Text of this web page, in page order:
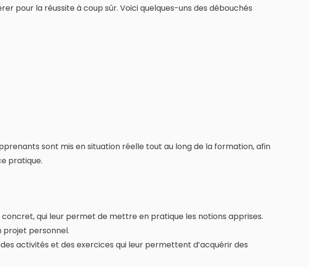
pour la réussite à coup sûr. Voici quelques-uns des débouchés
sont mis en situation réelle tout au long de la formation, afin
pratique.
qui leur permet de mettre en pratique les notions apprises.
projet personnel.
activités et des exercices qui leur permettent d’acquérir des